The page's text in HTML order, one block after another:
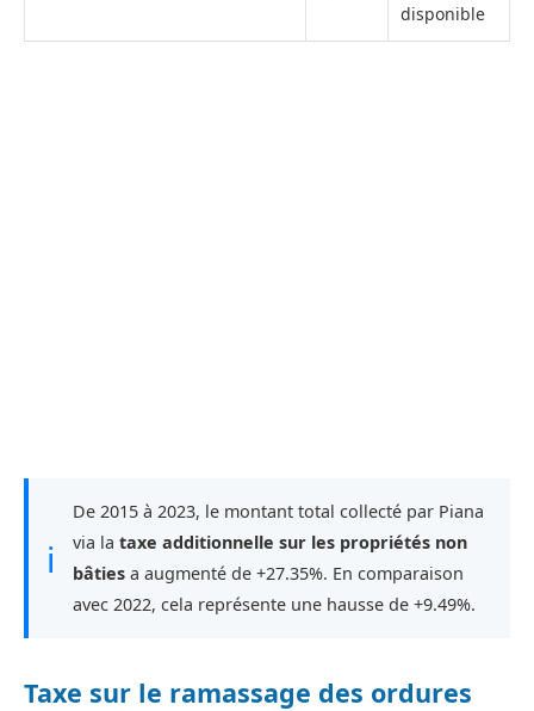
disponible
ℹ
De 2015 à 2023, le montant total collecté par Piana
via la taxe additionnelle sur les propriétés non
bâties a augmenté de +27.35%. En comparaison
avec 2022, cela représente une hausse de +9.49%.
Taxe sur le ramassage des ordures